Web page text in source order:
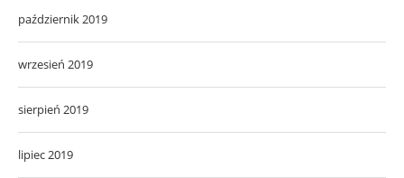
październik 2019
wrzesień 2019
sierpień 2019
lipiec 2019